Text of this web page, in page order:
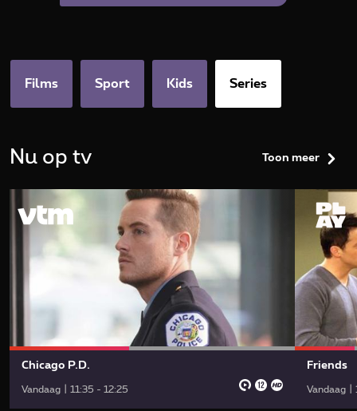
categories.series.title
Films Sport Kids Series
Nu op tv Toon meer
Chicago P.D.
Vandaag | 11:35 - 12:25
Friends
Vandaag |